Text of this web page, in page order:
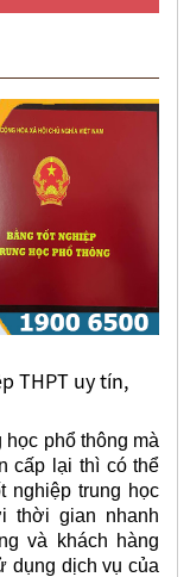
THPT uy tín,
học phổ thông mà
cấp lại thì có thể
nghiệp trung học
thời gian nhanh
và khách hàng
dụng dịch vụ của